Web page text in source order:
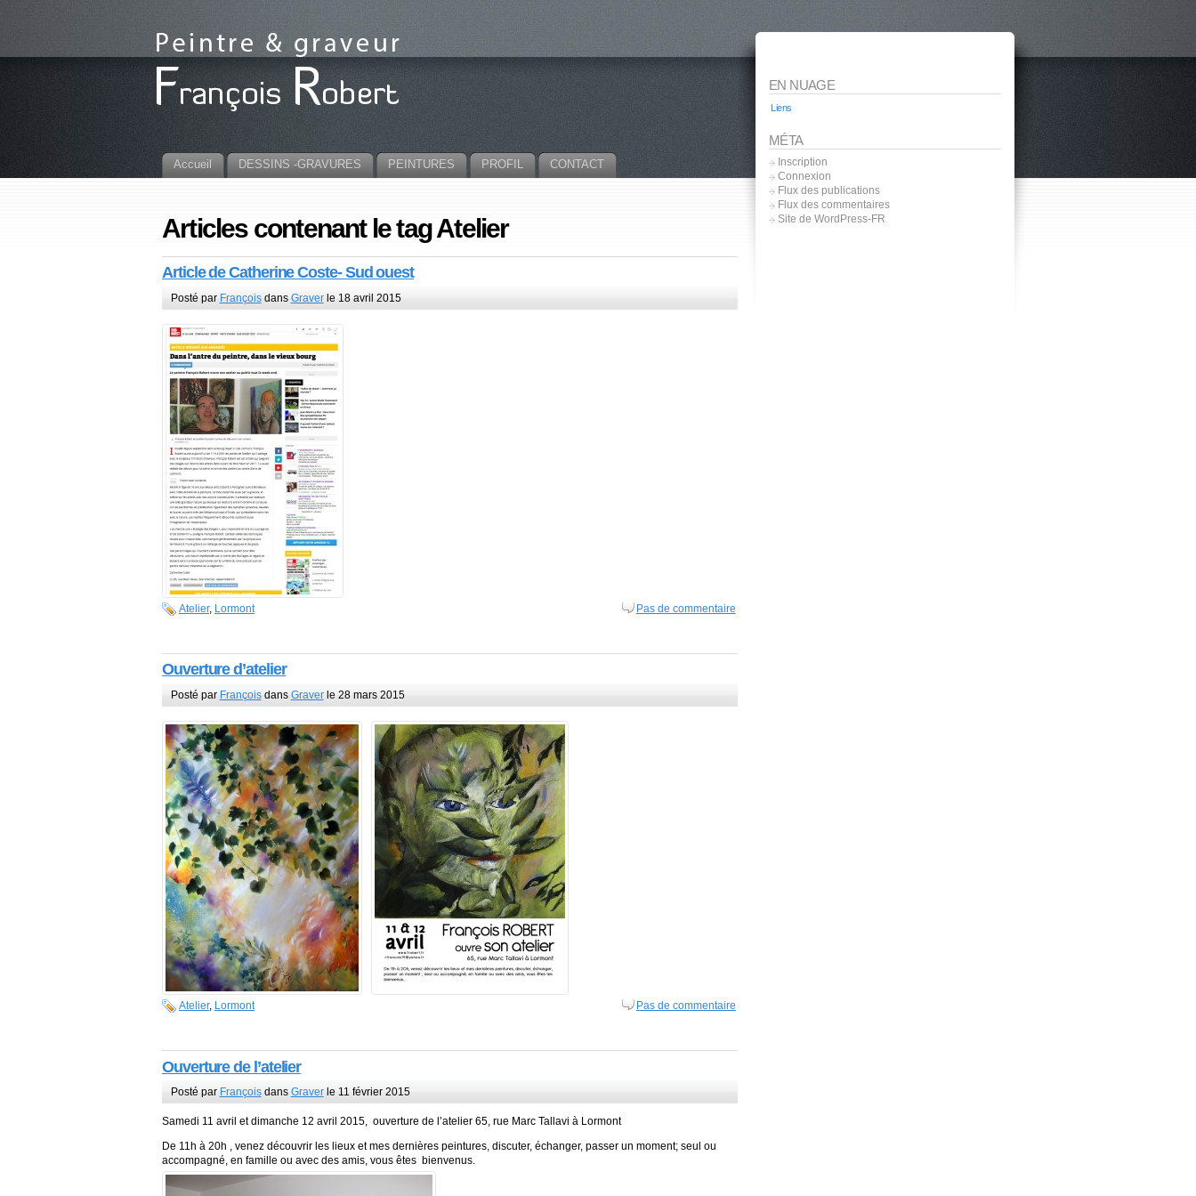
Accueil DESSINS -GRAVURES PEINTURES PROFIL CONTACT
Articles contenant le tag Atelier
Article de Catherine Coste- Sud ouest
Posté par Françoisdans Graverle 18 avril 2015
Atelier, Lormont Pas de commentaire
Ouverture d’atelier
Posté par Françoisdans Graverle 28 mars 2015
Atelier, Lormont Pas de commentaire
Ouverture de l’atelier
Posté par Françoisdans Graverle 11 février 2015
Samedi 11 avril et dimanche 12 avril 2015, ouverture de l’atelier 65, rue Marc Tallavi à Lormont
De 11h à 20h , venez découvrir les lieux et mes dernières peintures, discuter, échanger, passer un moment; seul ou
accompagné, en famille ou avec des amis, vous êtes bienvenus.
EN NUAGE
Liens
MÉTA
Inscription
Connexion
Flux des publications
Flux des commentaires
Site de WordPress-FR